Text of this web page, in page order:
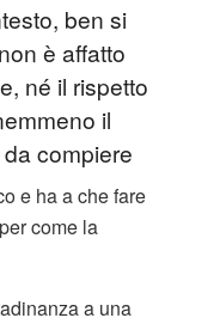
ben si
è affatto
né il rispetto
il
compiere
e ha a che fare
come la
a una